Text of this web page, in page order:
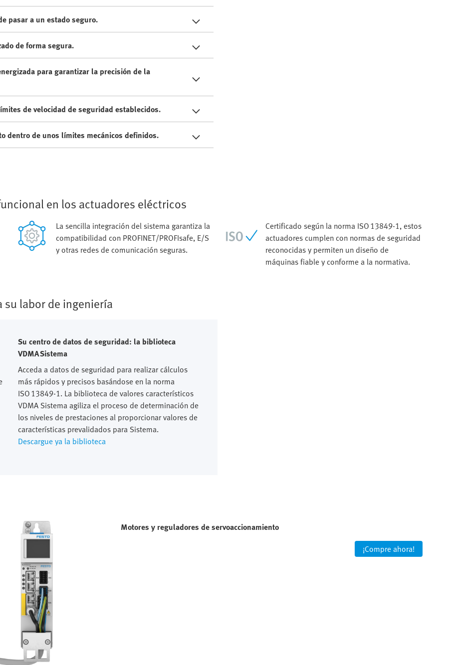
pasar a un estado seguro.
de forma segura.
para garantizar la precisión de la
de velocidad de seguridad establecidos.
dentro de unos límites mecánicos definidos.
en los actuadores eléctricos
La sencilla integración del sistema garantiza la
compatibilidad con PROFINET/PROFIsafe, E/S
y otras redes de comunicación seguras.
Certificado según la norma ISO 13849‑1, estos
actuadores cumplen con normas de seguridad
reconocidas y permiten un diseño de
máquinas fiable y conforme a la normativa.
su labor de ingeniería
Su centro de datos de seguridad: la biblioteca
VDMA Sistema
Acceda a datos de seguridad para realizar cálculos
más rápidos y precisos basándose en la norma
ISO 13849‑1. La biblioteca de valores característicos
VDMA Sistema agiliza el proceso de determinación de
los niveles de prestaciones al proporcionar valores de
características prevalidados para Sistema.
Descargue ya la biblioteca
Motores y reguladores de servoaccionamiento
¡Compre ahora!